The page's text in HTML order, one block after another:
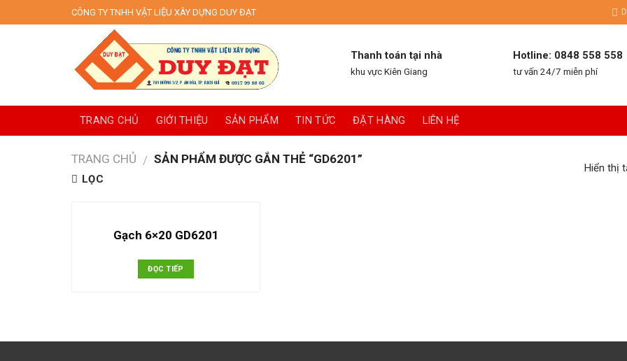
to
CÔNG TY TNHH VẬT LIỆU XÂY DỰNG DUY ĐẠT
Thanh toán tại nhà
khu vực Kiên Giang
Hotline: 0848 558 558
tư vấn 24/7 miễn phí
TRANG CHỦ GIỚI THIỆU SẢN PHẨM TIN TỨC ĐẶT HÀNG LIÊN HỆ
TRANG CHỦ / SẢN PHẨM ĐƯỢC GẮN THẺ “GD6201”
LỌC
Hiển thị
Gạch 6×20 GD6201
ĐỌC TIẾP